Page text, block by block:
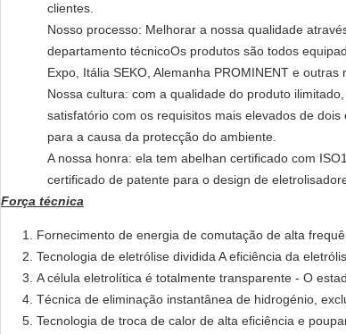
clientes.
Nosso processo: Melhorar a nossa qualidade
departamento técnicoOs produtos são todos
Expo, Itália SEKO, Alemanha PROMINENT e outras
Nossa cultura: com a qualidade do produto
satisfatório com os requisitos mais elevados de
para a causa da protecção do ambiente.
A nossa honra: ela tem abelhan certificado com
certificado de patente para o design de
Força técnica
Fornecimento de energia de comutação de alta
Tecnologia de eletrólise dividida A eficiência da
A célula eletrolítica é totalmente transparente - O
Técnica de eliminação instantânea de hidrogénio,
Tecnologia de troca de calor de alta eficiência e